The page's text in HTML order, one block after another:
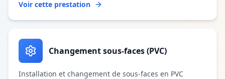
Voir cette prestation
Changement sous-faces (PVC)
Installation et changement de sous-faces en PVC